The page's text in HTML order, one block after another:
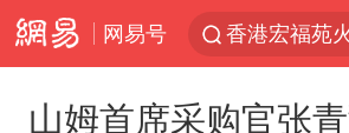
网易号
山姆首席采购官张